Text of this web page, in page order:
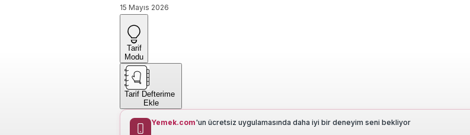
15 Mayıs 2026
Tarif
Modu
Tarif Defterime
Ekle
Yemek.com'un ücretsiz uygulamasında daha iyi bir deneyim seni bekliyor